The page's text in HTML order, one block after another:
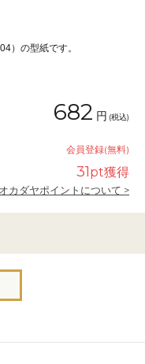
）の型紙です。
682 円 (税込)
会員登録(無料)
31pt獲得
オカダヤポイントについて >